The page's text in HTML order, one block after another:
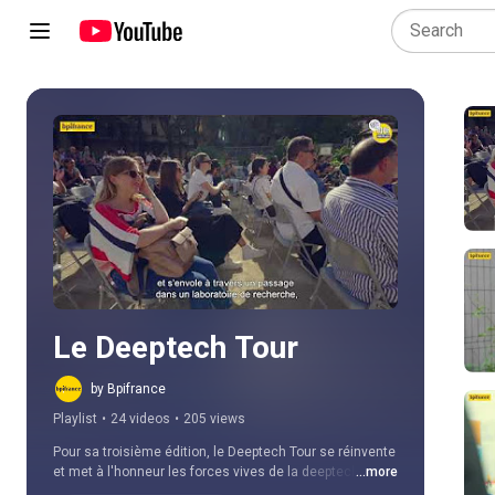
Play all
Le Deeptech Tour
by Bpifrance
Playlist • 24 videos • 205 views
Pour sa troisième édition, le Deeptech Tour se réinvente
et met à l'honneur les forces vives de la deeptech au
sein des pôles académiques, là où commence
...more